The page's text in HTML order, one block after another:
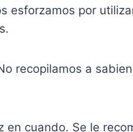
esforzamos por
recopilamos a
en cuando. Se le